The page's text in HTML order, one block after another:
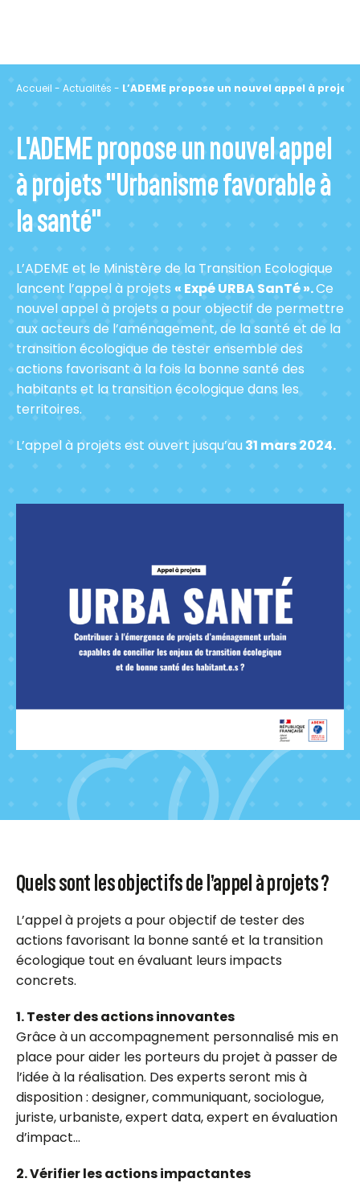
Accueil - Actualités - L’ADEME propose un nouvel appel à
L'ADEME propose un nouvel appel
à projets "Urbanisme favorable à
la santé"
L’ADEME et le Ministère de la Transition Ecologique
lancent l’appel à projets « Expé URBA SanTé ».Ce
nouvel appel à projets a pour objectif de permettre
aux acteurs de l’aménagement, de la santé et de la
transition écologique de tester ensemble des
actions favorisant à la fois la bonne santé des
habitants et la transition écologique dans les
territoires.
L’appel à projets est ouvert jusqu’au 31 mars 2024.
Quels sont les objectifs de l’appel à projets ?
L’appel à projets a pour objectif de tester des
actions favorisant la bonne santé et la transition
écologique tout en évaluant leurs impacts
concrets.
1. Tester des actions innovantes
Grâce à un accompagnement personnalisé mis en
place pour aider les porteurs du projet à passer de
l’idée à la réalisation. Des experts seront mis à
disposition : designer, communiquant, sociologue,
juriste, urbaniste, expert data, expert en évaluation
d’impact…
2. Vérifier les actions impactantes